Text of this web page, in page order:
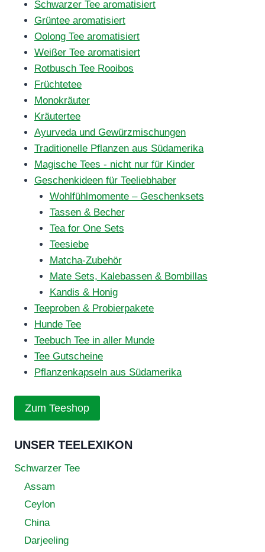
Schwarzer Tee aromatisiert
Grüntee aromatisiert
Oolong Tee aromatisiert
Weißer Tee aromatisiert
Rotbusch Tee Rooibos
Früchtetee
Monokräuter
Kräutertee
Ayurveda und Gewürzmischungen
Traditionelle Pflanzen aus Südamerika
Magische Tees - nicht nur für Kinder
Geschenkideen für Teeliebhaber
Wohlfühlmomente – Geschenksets
Tassen & Becher
Tea for One Sets
Teesiebe
Matcha-Zubehör
Mate Sets, Kalebassen & Bombillas
Kandis & Honig
Teeproben & Probierpakete
Hunde Tee
Teebuch Tee in aller Munde
Tee Gutscheine
Pflanzenkapseln aus Südamerika
Zum Teeshop
UNSER TEELEXIKON
Schwarzer Tee
Assam
Ceylon
China
Darjeeling